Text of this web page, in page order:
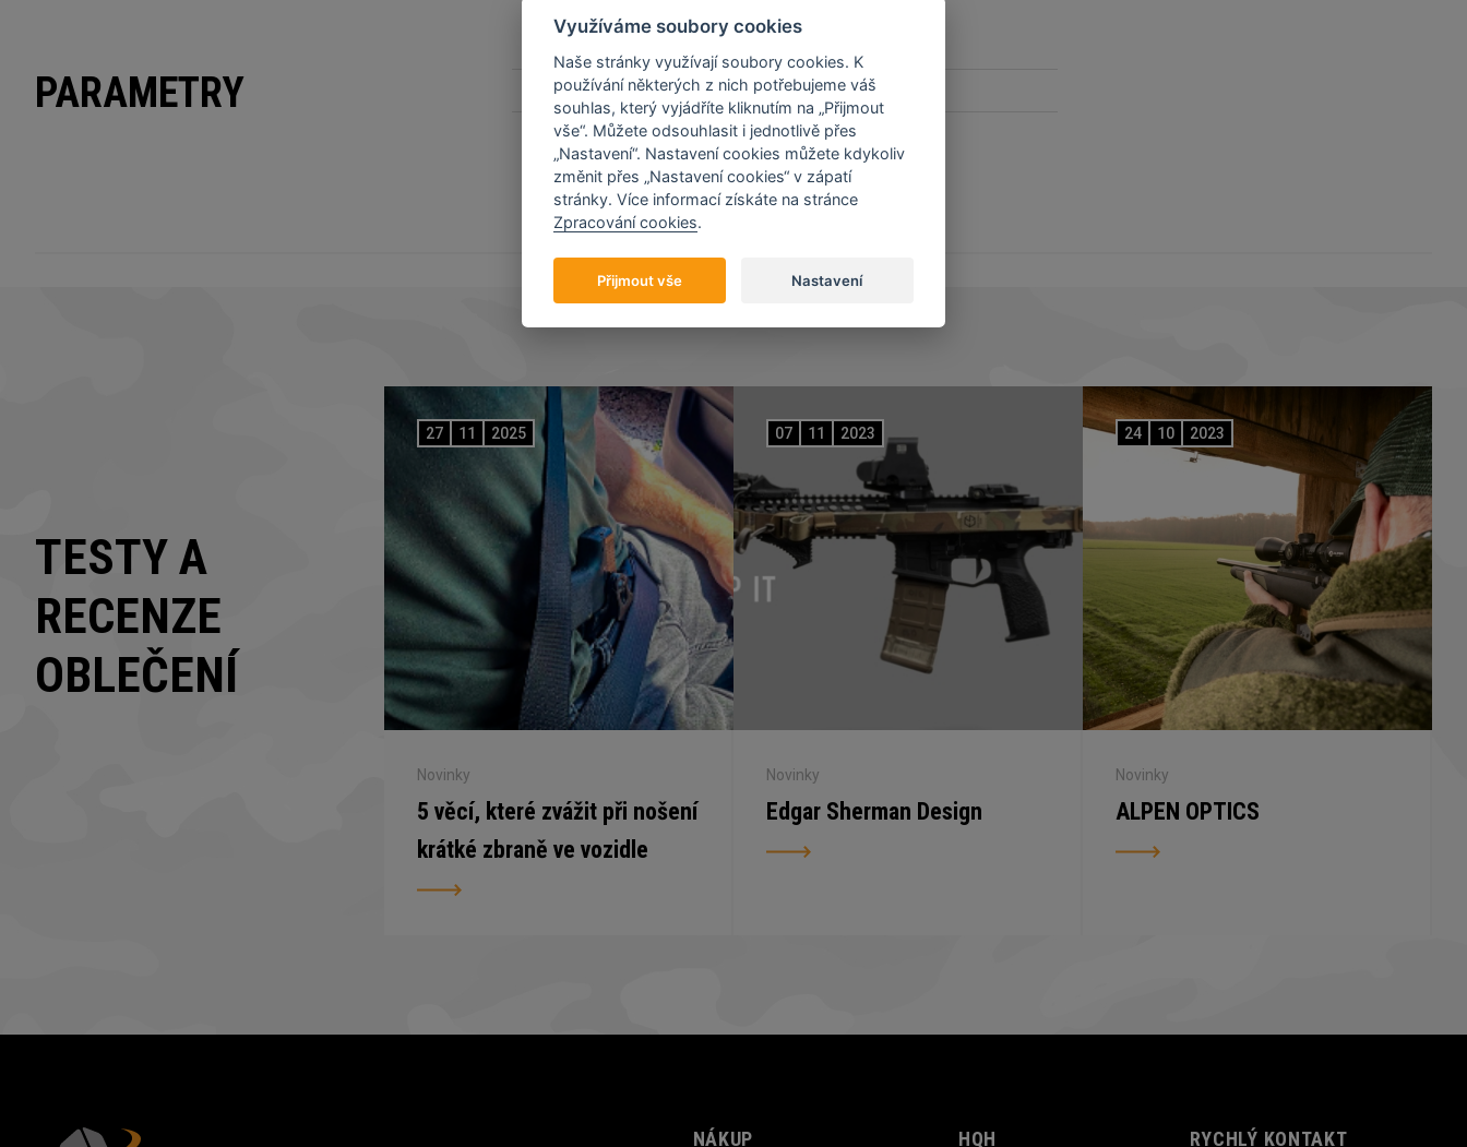
PARAMETRY Hmotnost (g) 34,000000
Rozměry 3,7 x 2,5 x 10 cm
TESTY A
RECENZE
OBLEČENÍ
27 11 2025
Novinky
5 věcí, které zvážit při nošení
krátké zbraně ve vozidle
07 11 2023
Novinky
Edgar Sherman Design
24 10 2023
Novinky
ALPEN OPTICS
NÁKUP HQH RYCHLÝ KONTAKT
Využíváme soubory cookies
Naše stránky využívají soubory cookies. K
používání některých z nich potřebujeme váš
souhlas, který vyjádříte kliknutím na „Přijmout
vše“. Můžete odsouhlasit i jednotlivě přes
„Nastavení“. Nastavení cookies můžete kdykoliv
změnit přes „Nastavení cookies“ v zápatí
stránky. Více informací získáte na stránce
Zpracování cookies.
Přijmout vše Nastavení